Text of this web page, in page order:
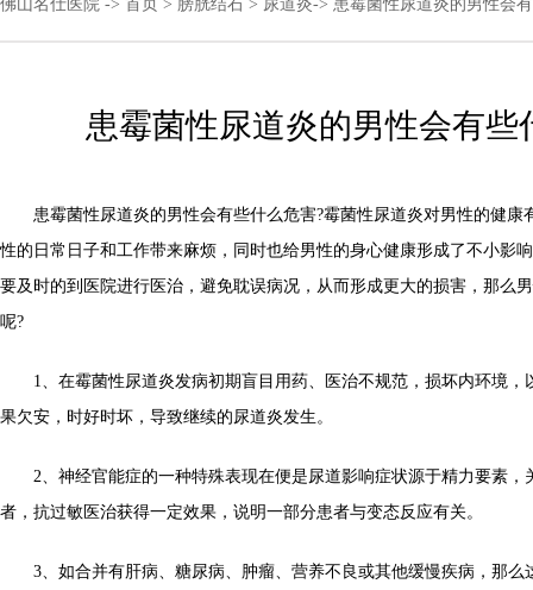
佛山名仕医院 -> 首页 > 膀胱结石 > 尿道炎-> 患霉菌性尿道炎的男性会
患霉菌性尿道炎的男性会有些
患霉菌性尿道炎的男性会有些什么危害?霉菌性尿道炎对男性的健康
性的日常日子和工作带来麻烦，同时也给男性的身心健康形成了不小影
要及时的到医院进行医治，避免耽误病况，从而形成更大的损害，那么
呢?
1、在霉菌性尿道炎发病初期盲目用药、医治不规范，损坏内环境，
果欠安，时好时坏，导致继续的尿道炎发生。
2、神经官能症的一种特殊表现在便是尿道影响症状源于精力要素，
者，抗过敏医治获得一定效果，说明一部分患者与变态反应有关。
3、如合并有肝病、糖尿病、肿瘤、营养不良或其他缓慢疾病，那么